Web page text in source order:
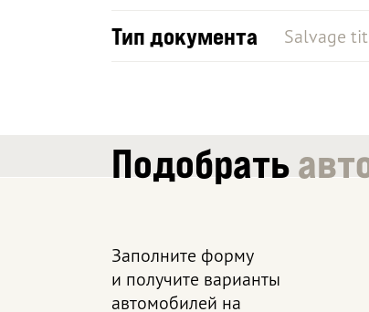
Тип документа Salvage
Подобрать
Заполните форму
и получите варианты
автомобилей на